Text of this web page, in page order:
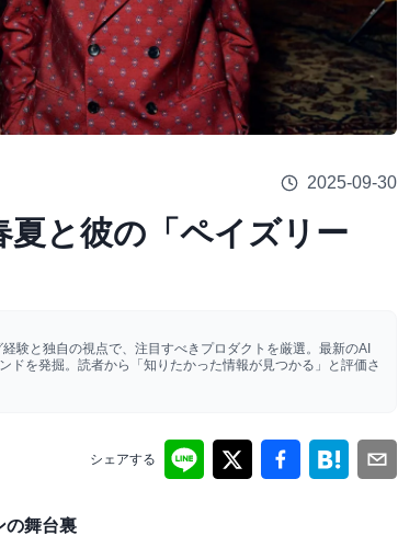
2025-09-30
と彼の「ペイズリー
験と独自の視点で、注目すべきプロダクトを厳選。最新のAI
ドを発掘。読者から「知りたかった情報が見つかる」と評価さ
シェアする
の舞台裏